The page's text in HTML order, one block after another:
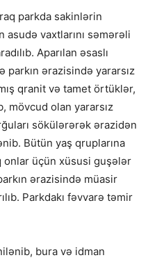
parkda sakinlərin
vaxtlarını səmərəli
Aparılan əsaslı
ərazisində yararsız
qranit və tamet örtüklər,
mövcud olan yararsız
sökülərərək ərazidən
Bütün yaş qruplarına
onlar üçün xüsusi guşələr
ərazisində müasir
Parkdakı fəvvarə təmir
bura və idman